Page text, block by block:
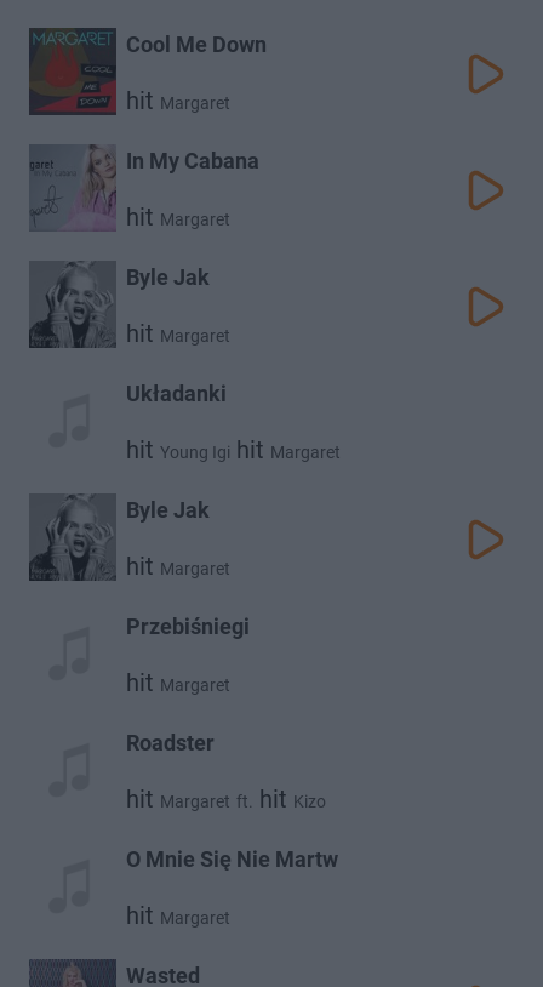
Cool Me Down
hit Margaret
In My Cabana
hit Margaret
Byle Jak
hit Margaret
Układanki
hit Young Igi hit Margaret
Byle Jak
hit Margaret
Przebiśniegi
hit Margaret
Roadster
hit Margaret ft. hit Kizo
O Mnie Się Nie Martw
hit Margaret
Wasted